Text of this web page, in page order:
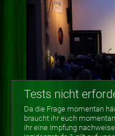
Tests nicht
Da die Frage momentan
braucht ihr euch momentan
ihr eine Impfung